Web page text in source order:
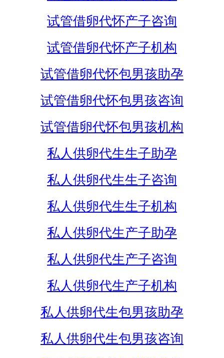
试管借卵代怀产子咨询
试管借卵代怀产子机构
试管借卵代怀包男孩助孕
试管借卵代怀包男孩咨询
试管借卵代怀包男孩机构
私人供卵代生生子助孕
私人供卵代生生子咨询
私人供卵代生生子机构
私人供卵代生产子助孕
私人供卵代生产子咨询
私人供卵代生产子机构
私人供卵代生包男孩助孕
私人供卵代生包男孩咨询